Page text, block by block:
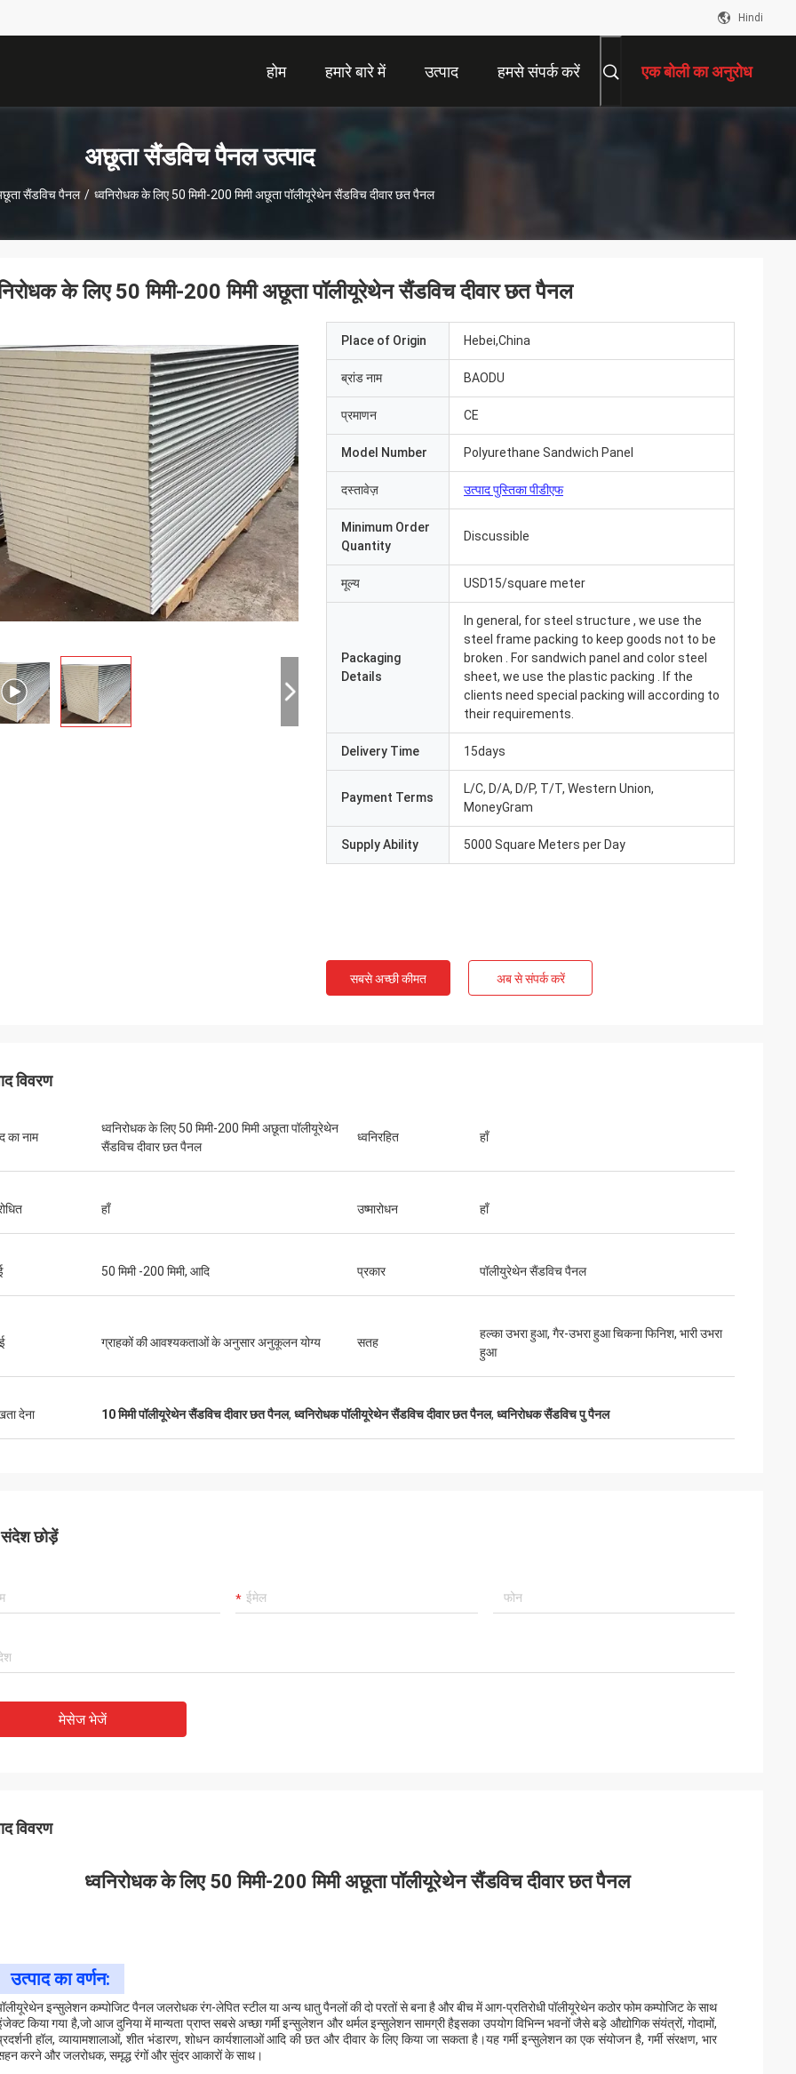
Hindi
होम हमारे बारे में उत्पाद हमसे संपर्क करें एक बोली का अनुरोध
अछूता सैंडविच पैनल उत्पाद
सैंडविच पैनल / ध्वनिरोधक के लिए 50 मिमी-200 मिमी अछूता पॉलीयूरेथेन सैंडविच दीवार छत पैनल
श्रीमती
रहा, धन्यवाद, हम इसे पाकर खुश हैंउत्पाद पहले से ही
के लिए 50 मिमी-200 मिमी अछूता पॉलीयूरेथेन सैंडविच दीवार छत पैनल
Place of Origin Hebei,China
ब्रांड नाम BAODU
प्रमाणन CE
Model Number Polyurethane Sandwich Panel
दस्तावेज़ उत्पाद पुस्तिका पीडीएफ
Minimum Order
Quantity
Discussible
मूल्य USD15/square meter
Packaging
Details
In general, for steel structure , we use the
steel frame packing to keep goods not to be
broken . For sandwich panel and color steel
sheet, we use the plastic packing . If the
clients need special packing will according to
their requirements.
Delivery Time 15days
Payment Terms
L/C, D/A, D/P, T/T, Western Union,
MoneyGram
Supply Ability 5000 Square Meters per Day
सबसे अच्छी कीमत अब से संपर्क करें
विवरण
का नाम
ध्वनिरोधक के लिए 50 मिमी-200 मिमी अछूता पॉलीयूरेथेन
सैंडविच दीवार छत पैनल
ध्वनिरहित हाँ
हाँ उष्मारोधन हाँ
50 मिमी -200 मिमी, आदि प्रकार पॉलीयुरेथेन सैंडविच पैनल
ग्राहकों की आवश्यकताओं के अनुसार अनुकूलन योग्य सतह
हल्का उभरा हुआ, गैर-उभरा हुआ चिकना फिनिश, भारी उभरा
हुआ
देना 10 मिमी पॉलीयूरेथेन सैंडविच दीवार छत पैनल, ध्वनिरोधक पॉलीयूरेथेन सैंडविच दीवार छत पैनल, ध्वनिरोधक सैंडविच पु पैनल
छोड़ें
मेसेज भेजें
विवरण
ध्वनिरोधक के लिए 50 मिमी-200 मिमी अछूता पॉलीयूरेथेन सैंडविच दीवार छत पैनल
उत्पाद का वर्णन:
इन्सुलेशन कम्पोजिट पैनल जलरोधक रंग-लेपित स्टील या अन्य धातु पैनलों की दो परतों से बना है और बीच में आग-प्रतिरोधी पॉलीयूरेथेन कठोर फोम कम्पोजिट के साथ
किया गया है,जो आज दुनिया में मान्यता प्राप्त सबसे अच्छा गर्मी इन्सुलेशन और थर्मल इन्सुलेशन सामग्री हैइसका उपयोग विभिन्न भवनों जैसे बड़े औद्योगिक संयंत्रों, गोदामों,
हॉल, व्यायामशालाओं, शीत भंडारण, शोधन कार्यशालाओं आदि की छत और दीवार के लिए किया जा सकता है।यह गर्मी इन्सुलेशन का एक संयोजन है, गर्मी संरक्षण, भार
करने और जलरोधक, समृद्ध रंगों और सुंदर आकारों के साथ।